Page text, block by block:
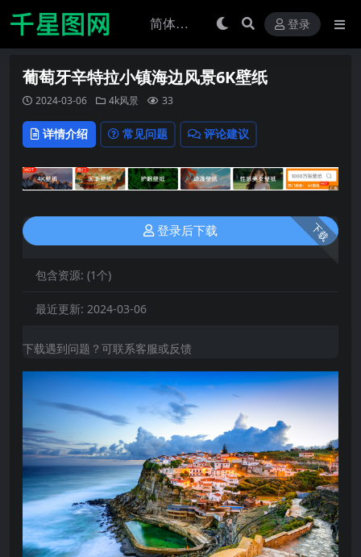
登录
葡萄牙辛特拉小镇海边风景6K壁纸
2024-03-06 4k风景 33
详情介绍 常见问题 评论建议
下载
登录后下载
包含资源: (1个)
最近更新: 2024-03-06
下载遇到问题？可联系客服或反馈